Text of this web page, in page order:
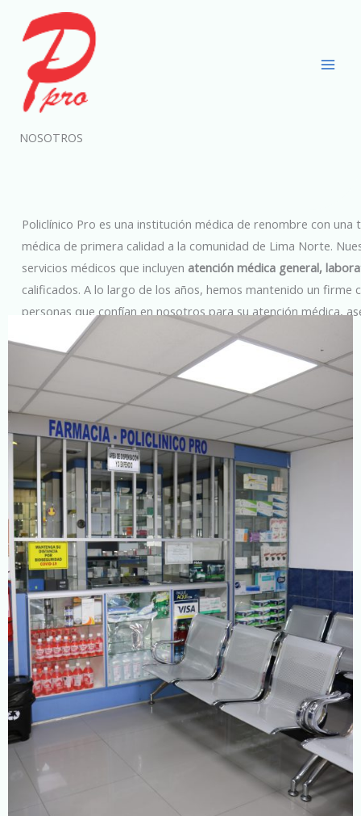
contenido
NOSOTROS
Policlínico Pro es una institución médica de renombre con
médica de primera calidad a la comunidad de Lima Norte.
servicios médicos que incluyen atención médica general,
calificados. A lo largo de los años, hemos mantenido un
personas que confían en nosotros para su atención médica,
posible en cada visita.